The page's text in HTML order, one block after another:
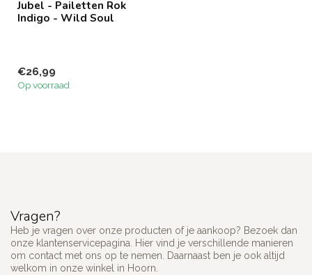
Jubel - Pailetten Rok
Indigo - Wild Soul
€26,99
Op voorraad
Vragen?
Heb je vragen over onze producten of je aankoop? Bezoek dan
onze klantenservicepagina. Hier vind je verschillende manieren
om contact met ons op te nemen. Daarnaast ben je ook altijd
welkom in onze winkel in Hoorn.